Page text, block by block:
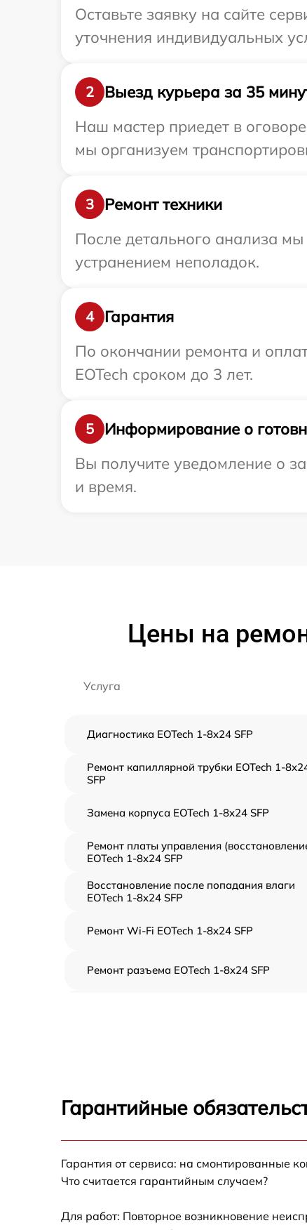
Оставьте заявку на сайте
уточнения индивидуальных
2
Выезд курьера за 35
Наш мастер приедет в
мы организуем
3
Ремонт техники
После детального анализа
устранением неполадок.
4
Гарантия
По окончании ремонта и
EOTech сроком до 3 лет.
5
Информирование о
Вы получите уведомление о
и время.
Цены на
Услуга
Диагностика EOTech 1-8x24 SFP
Ремонт капиллярной трубки EOTech 1-
SFP
Замена корпуса EOTech 1-8x24 SFP
Ремонт платы управления
EOTech 1-8x24 SFP
Восстановление после попадания влаги
EOTech 1-8x24 SFP
Ремонт Wi-Fi EOTech 1-8x24 SFP
Ремонт разъема EOTech 1-8x24 SFP
Замена процессора EOTech 1-8x24 SFP
Гарантийные
Гарантия от сервиса: на смонтированные
Что считается гарантийным случаем?
Для работ: Повторное возникновение